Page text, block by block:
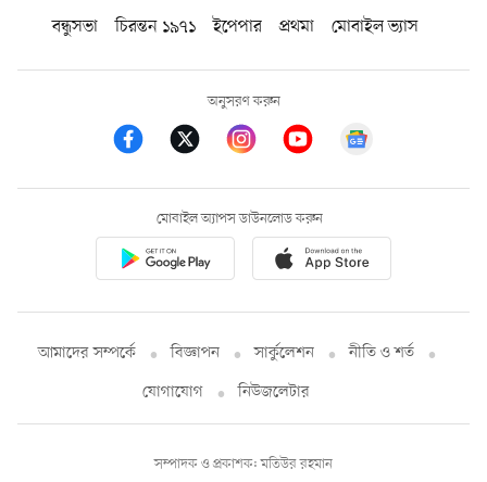
বন্ধুসভা
চিরন্তন ১৯৭১ ইপেপার প্রথমা মোবাইল ভ্যাস
অনুসরণ করুন
মোবাইল অ্যাপস ডাউনলোড করুন
আমাদের সম্পর্কে বিজ্ঞাপন সার্কুলেশন
নীতি ও শর্ত
যোগাযোগ
নিউজলেটার
সম্পাদক ও প্রকাশক: মতিউর রহমান